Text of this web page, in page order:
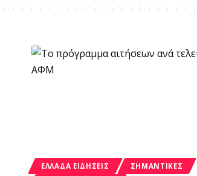
ΕΛΛΆΔΑ ΕΙΔΉΣΕΙΣ
ΣΗΜΑΝΤΙΚΈΣ